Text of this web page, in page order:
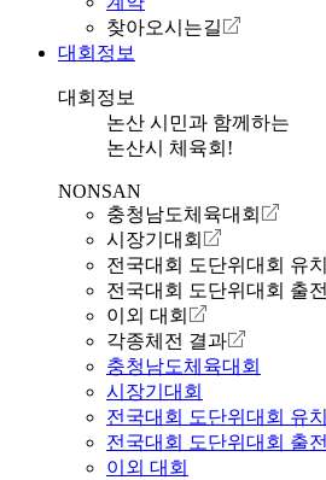
찾아오시는길
대회정보
대회정보
논산 시민과 함께하는
논산시 체육회!
NONSAN
충청남도체육대회
시장기대회
전국대회 도단위대회 유치
전국대회 도단위대회 출전
이외 대회
각종체전 결과
충청남도체육대회
시장기대회
전국대회 도단위대회 유치
전국대회 도단위대회 출전
이외 대회